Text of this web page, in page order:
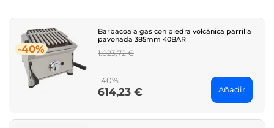
-40%
Barbacoa a gas con piedra volcánica parrilla
pavonada 385mm 40BAR
Regular
1.023,72 €
-40%
Price
614,23 € Añadir